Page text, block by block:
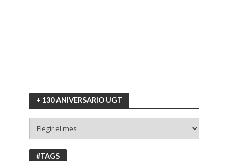
+ 130 ANIVERSARIO UGT
130
ANIVERSARIO
UGT
#TAGS